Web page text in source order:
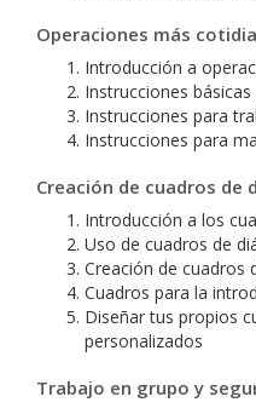
Operaciones más
Introducción a
Instrucciones
Instrucciones para
Instrucciones para
Creación de cuadros de
Introducción a los
Uso de cuadros de
Creación de cuadros
Cuadros para la
Diseñar tus propios
personalizados
Trabajo en grupo y